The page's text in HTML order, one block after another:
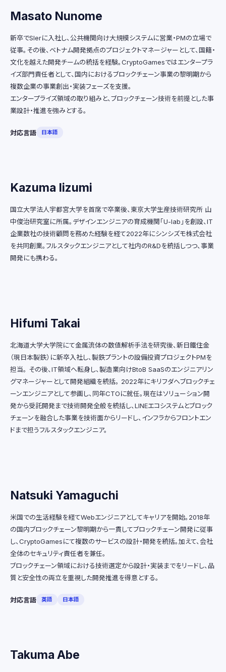
Masato Nunome
新卒でSIerに入社し、公共機関向け大規模システムに営業・PMの立場で
従事。その後、ベトナム開発拠点のプロジェクトマネージャーとして、国籍・
文化を越えた開発チームの統括を経験。CryptoGamesではエンタープラ
イズ部門責任者として、国内におけるブロックチェーン事業の黎明期から
複数企業の事業創出・実装フェーズを支援。
エンタープライズ領域の取り組みと、ブロックチェーン技術を前提とした事
業設計・推進を強みとする。
対応言語 日本語
Kazuma Iizumi
国立大学法人宇都宮大学を首席で卒業後、東京大学生産技術研究所 山
中俊治研究室に所属。デザインエンジニアの育成機関「U-lab」を創設、IT
企業数社の技術顧問を務めた経験を経て2022年にシンシズモ株式会社
を共同創業。フルスタックエンジニアとして社内のR&Dを統括しつつ、事業
開発にも携わる。
Hifumi Takai
北海道大学大学院にて金属流体の数値解析手法を研究後、新日鐵住金
（現日本製鉄）に新卒入社し、製鉄プラントの設備投資プロジェクトPMを
担当。 その後、IT領域へ転身し、製造業向けBtoB SaaSのエンジニアリン
グマネージャーとして開発組織を統括。 2022年にキリフダへブロックチェ
ーンエンジニアとして参画し、同年CTOに就任。現在はソリューション開
発から受託開発まで技術開発全般を統括し、LINEエコシステムとブロック
チェーンを融合した事業を技術面からリードし、インフラからフロントエン
ドまで担うフルスタックエンジニア。
Natsuki Yamaguchi
米国での生活経験を経てWebエンジニアとしてキャリアを開始。2018年
の国内ブロックチェーン黎明期から一貫してブロックチェーン開発に従事
し、CryptoGamesにて複数のサービスの設計・開発を統括。加えて、会社
全体のセキュリティ責任者を兼任。
ブロックチェーン領域における技術選定から設計・実装までをリードし、品
質と安全性の両立を重視した開発推進を得意とする。
対応言語 英語 日本語
Takuma Abe